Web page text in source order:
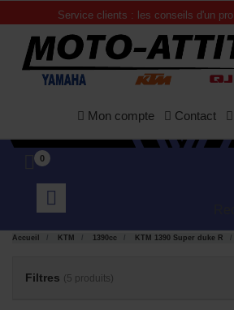
Service clients : les conseils d'un pro
Mon compte Contact
0
Accueil KTM 1390cc KTM 1390 Super duke R
Filtres (5 produits)